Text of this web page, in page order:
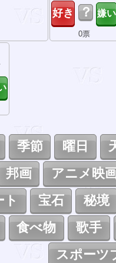
？
0票
季節 曜日
邦画 アニメ映
宝石 秘境
食べ物 歌手
スポーツ